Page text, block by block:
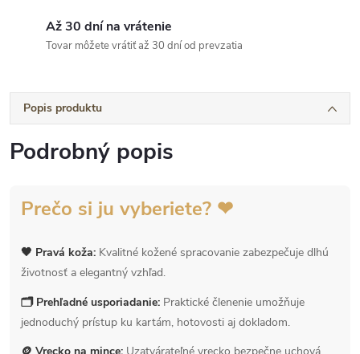
Až 30 dní na vrátenie
Tovar môžete vrátiť až 30 dní od prevzatia
Popis produktu
Podrobný popis
Prečo si ju vyberiete? ❤
🖤 Pravá koža: Kvalitné kožené spracovanie zabezpečuje dlhú
životnosť a elegantný vzhľad.
🗂 Prehľadné usporiadanie: Praktické členenie umožňuje
jednoduchý prístup ku kartám, hotovosti aj dokladom.